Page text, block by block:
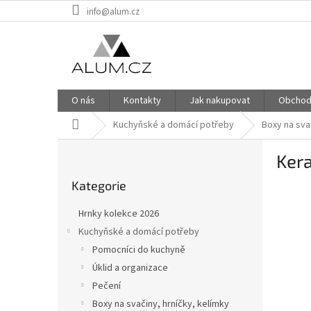
na
info@alum.cz
O nás Kontakty Jak nakupovat
Domů Kuchyňské a domácí potřeby Boxy na
kategorie
Kategorie
Hrnky kolekce 2026
Kuchyňské a domácí potřeby
Pomocníci do kuchyně
Úklid a organizace
Pečení
Boxy na svačiny, hrníčky, kelímky